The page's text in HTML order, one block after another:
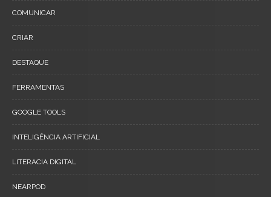
COMUNICAR
CRIAR
DESTAQUE
FERRAMENTAS
GOOGLE TOOLS
INTELIGÊNCIA ARTIFICIAL
LITERACIA DIGITAL
NEARPOD